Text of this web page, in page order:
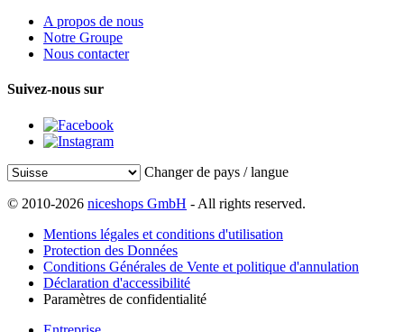
A propos de nous
Notre Groupe
Nous contacter
Suivez-nous sur
Changer de pays / langue
© 2010-2026 niceshops GmbH - All rights reserved.
Mentions légales et conditions d'utilisation
Protection des Données
Conditions Générales de Vente et politique d'annulation
Déclaration d'accessibilité
Paramètres de confidentialité